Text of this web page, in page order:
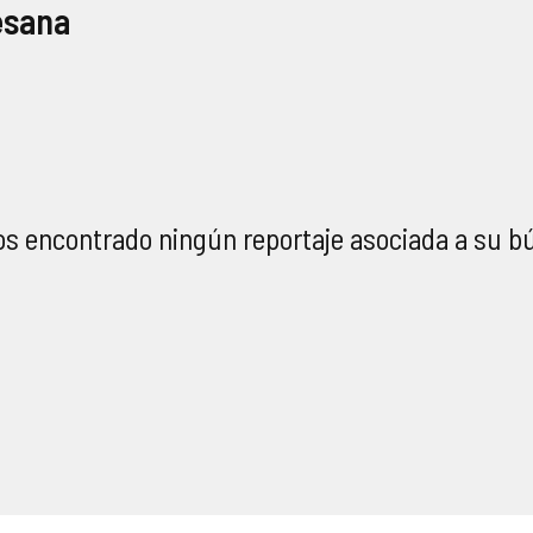
encontrado ningún reportaje asociada a su